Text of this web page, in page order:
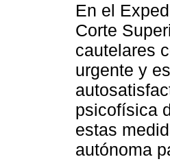
En el
Corte
cautelares
urgente y
psicofísica
estas
autónoma